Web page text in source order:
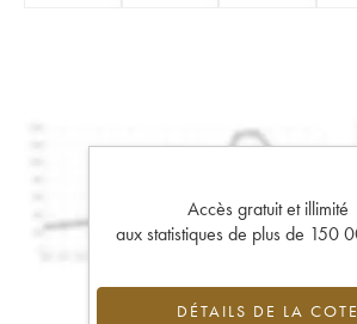
Accès gratuit et illimité
aux statistiques de plus de 150
DÉTAILS DE LA COTE